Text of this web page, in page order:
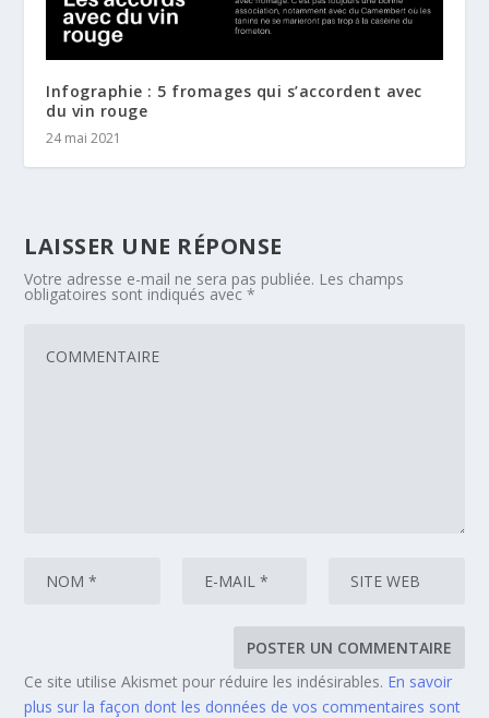
Infographie : 5 fromages qui s’accordent avec
du vin rouge
24 mai 2021
LAISSER UNE RÉPONSE
Votre adresse e-mail ne sera pas publiée. Les champs
obligatoires sont indiqués avec*
Ce site utilise Akismet pour réduire les indésirables. En savoir
plus sur la façon dont les données de vos commentaires sont